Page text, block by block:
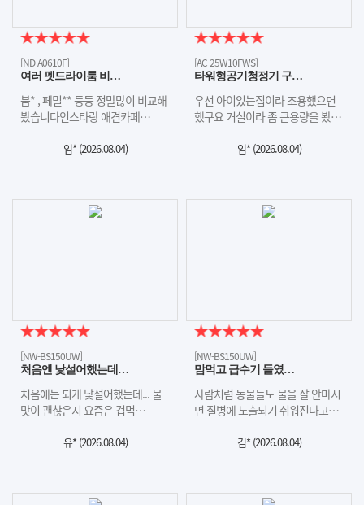
[ND-A0610F]
여러 펫드라이룸 비…
붐* , 페밀** 등등 정말많이 비교해
봤습니다인스타랑 애견카페…
임* (2026.08.04)
[AC-25W10FWS]
타워형공기청정기 구…
우선 아이있는집이라 조용했으면
했구요 거실이라 좀 큰용량을 봤…
임* (2026.08.04)
[NW-BS150UW]
처음엔 낯설어했는데…
처음에는 되게 낯설어했는데... 물
맛이 괜찮은지 요즘은 겁먹…
유* (2026.08.04)
[NW-BS150UW]
맘먹고 급수기 들였…
사람처럼 동물들도 물을 잘 안마시
면 질병에 노출되기 쉬워진다고…
김* (2026.08.04)